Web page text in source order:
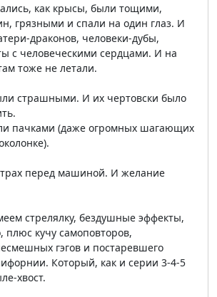
как крысы, были тощими,
грязными и спали на один глаз. И
драконов, человеки-дубы,
с человеческими сердцами. И на
тоже не летали.
страшными. И их чертовски было
пачками (даже огромных шагающих
перед машиной. И желание
стрелялку, бездушные эффекты,
плюс кучу самоповторов,
гэгов и постаревшего
Который, как и серии 3-4-5
хвост.